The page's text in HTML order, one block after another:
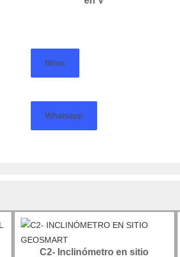
filtros
Whatsapp
C2- Inclinómetro en sitio